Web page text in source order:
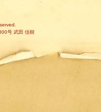
号 武田 佳樹